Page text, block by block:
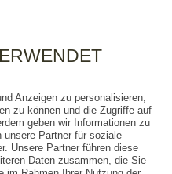
Anzeigen zu personalisieren,
zu können und die Zugriffe auf
geben wir Informationen zu
unsere Partner für soziale
Unsere Partner führen diese
Daten zusammen, die Sie